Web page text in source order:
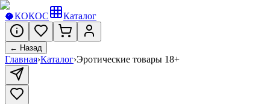
🥥КОКОС Каталог
← Назад
Главная›Каталог›Эротические товары 18+